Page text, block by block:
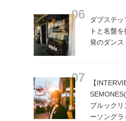
ダブステ
トと名盤
発のダンス
【
ブルック
ーソング